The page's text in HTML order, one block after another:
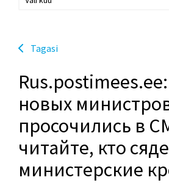
Tagasi
новых
просочились в
читайте, кто
министерские